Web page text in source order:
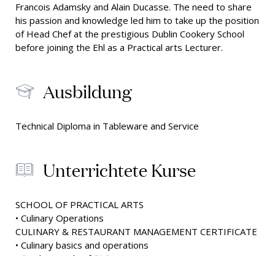
Francois Adamsky and Alain Ducasse. The need to share
his passion and knowledge led him to take up the position
of Head Chef at the prestigious Dublin Cookery School
before joining the Ehl as a Practical arts Lecturer.
Ausbildung
Technical Diploma in Tableware and Service
Unterrichtete Kurse
SCHOOL OF PRACTICAL ARTS
• Culinary Operations
CULINARY & RESTAURANT MANAGEMENT CERTIFICATE
• Culinary basics and operations